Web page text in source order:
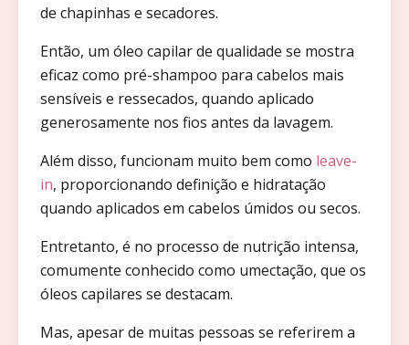
de chapinhas e secadores.
Então, um óleo capilar de qualidade se mostra
eficaz como pré-shampoo para cabelos mais
sensíveis e ressecados, quando aplicado
generosamente nos fios antes da lavagem.
Além disso, funcionam muito bem como leave-
in, proporcionando definição e hidratação
quando aplicados em cabelos úmidos ou secos.
Entretanto, é no processo de nutrição intensa,
comumente conhecido como umectação, que os
óleos capilares se destacam.
Mas, apesar de muitas pessoas se referirem a